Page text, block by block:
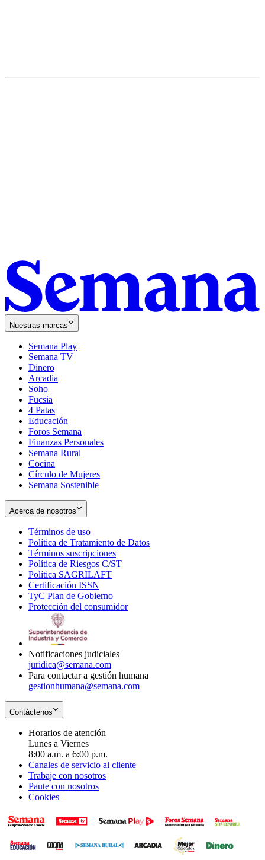
Nuestras marcas
Semana Play
Semana TV
Dinero
Arcadia
Soho
in
new
window
Fucsia
in
new
window
4 Patas
Educación
Foros Semana
Finanzas Personales
Semana Rural
Cocina
Círculo de Mujeres
Semana Sostenible
Acerca de nosotros
Términos de uso
in
new
window
Política de Tratamiento de Datos
Términos suscripciones
in
Política de Riesgos C/ST
Política SAGRILAFT
new
window
Certificación ISSN
in
new
TyC Plan de Gobierno
in
Protección del consumidorOpens
Notificaciones judiciales
juridica@semana.com
Para contactar a gestión humana
gestionhumana@semana.com
Contáctenos
Horarios de atención
Lunes a Viernes
8:00 a.m. a 6:00 p.m.
Canales de servicio al cliente
Trabaje con nosotros
Paute con nosotros
Cookies